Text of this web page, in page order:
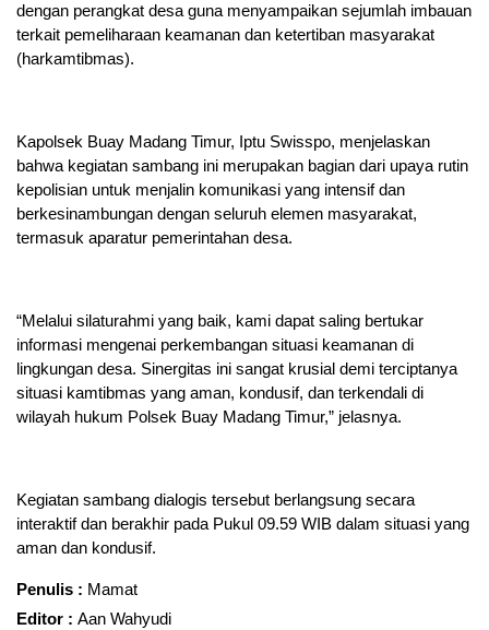
dengan perangkat desa guna menyampaikan sejumlah imbauan
terkait pemeliharaan keamanan dan ketertiban masyarakat
(harkamtibmas).
Kapolsek Buay Madang Timur, Iptu Swisspo, menjelaskan
bahwa kegiatan sambang ini merupakan bagian dari upaya rutin
kepolisian untuk menjalin komunikasi yang intensif dan
berkesinambungan dengan seluruh elemen masyarakat,
termasuk aparatur pemerintahan desa.
“Melalui silaturahmi yang baik, kami dapat saling bertukar
informasi mengenai perkembangan situasi keamanan di
lingkungan desa. Sinergitas ini sangat krusial demi terciptanya
situasi kamtibmas yang aman, kondusif, dan terkendali di
wilayah hukum Polsek Buay Madang Timur,” jelasnya.
Kegiatan sambang dialogis tersebut berlangsung secara
interaktif dan berakhir pada Pukul 09.59 WIB dalam situasi yang
aman dan kondusif.
Penulis : Mamat
Editor : Aan Wahyudi